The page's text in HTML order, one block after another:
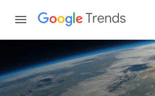
Trends